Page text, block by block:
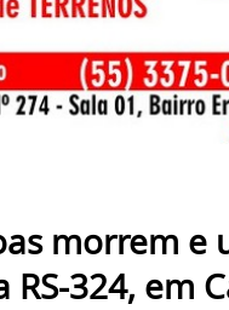
morrem
324, em